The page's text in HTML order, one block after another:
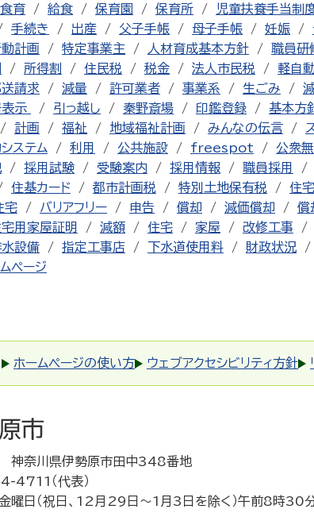
食育 給食 保育園 保育所 児童扶養手当制
手続き 出産 父子手帳 母子手帳 妊娠
計画 特定事業主 人材育成基本方針 職員研
所得割 住民税 税金 法人市民税 軽自
請求 減量 許可業者 事業系 生ごみ
示 引っ越し 秦野斎場 印鑑登録 基本方
計画 福祉 地域福祉計画 みんなの伝言
ステム 利用 公共施設 freespot 公衆
採用試験 受験案内 採用情報 職員採用
住基カード 都市計画税 特別土地保有税 住
宅
バリアフリー 申告 償却 減価償却 償
用家屋証明 減額 住宅 家屋 改修工事
設備 指定工事店 下水道使用料 財政状況
ページ
ホームページの使い方 ウェブアクセシビリティ方針
奈川県伊勢原市田中348番地
4711（代表）
金曜日（祝日、12月29日～1月3日を除く）午前8時30